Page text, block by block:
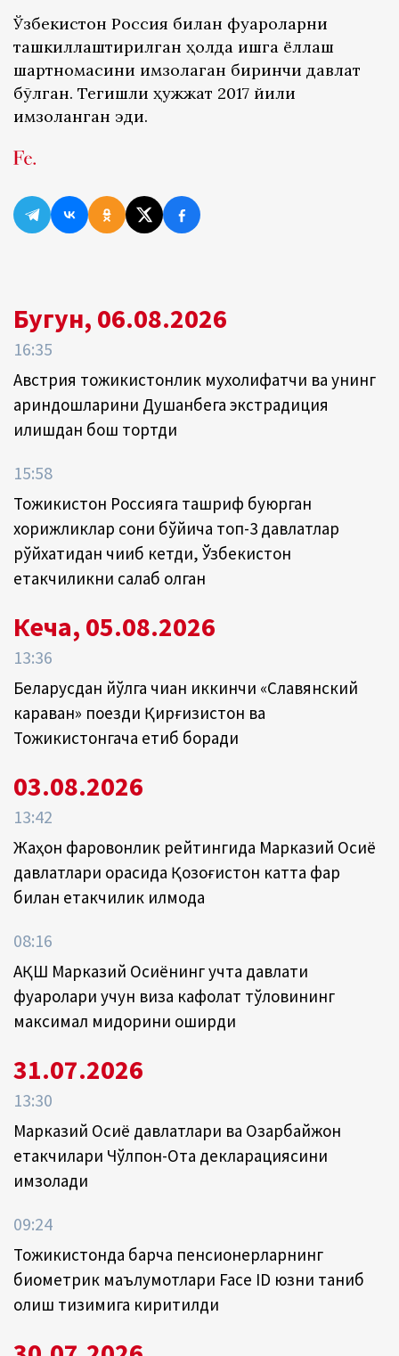
Ўзбекистон Россия билан фуқароларни
ташкиллаштирилган ҳолда ишга ёллаш
шартномасини имзолаган биринчи давлат
бўлган. Тегишли ҳужжат 2017 йили
имзоланган эди.
Бугун, 06.08.2026
16:35
Австрия тожикистонлик мухолифатчи ва унинг
қариндошларини Душанбега экстрадиция
қилишдан бош тортди
15:58
Тожикистон Россияга ташриф буюрган
хорижликлар сони бўйича топ-3 давлатлар
рўйхатидан чиқиб кетди, Ўзбекистон
етакчиликни сақлаб қолган
Кеча, 05.08.2026
13:36
Беларусдан йўлга чиққан иккинчи «Славянский
караван» поезди Қирғизистон ва
Тожикистонгача етиб боради
03.08.2026
13:42
Жаҳон фаровонлик рейтингида Марказий Осиё
давлатлари орасида Қозоғистон катта фарқ
билан етакчилик қилмоқда
08:16
АҚШ Марказий Осиёнинг учта давлати
фуқаролари учун виза кафолат тўловининг
максимал миқдорини оширди
31.07.2026
13:30
Марказий Осиё давлатлари ва Озарбайжон
етакчилари Чўлпон-Ота декларациясини
имзолади
09:24
Тожикистонда барча пенсионерларнинг
биометрик маълумотлари Face ID юзни таниб
олиш тизимига киритилди